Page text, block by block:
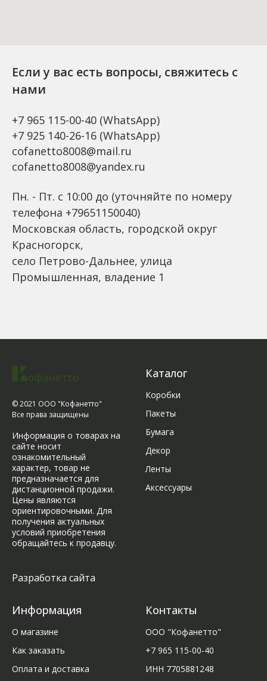
Если у вас есть вопросы, свяжитесь с
нами
+7 965 115-00-40 (WhatsApp)
+7 925 140-26-16 (WhatsApp)
cofanetto8008@mail.ru
cofanetto8008@yandex.ru
Пн. - Пт. с 10:00 до (уточняйте по номеру
телефона +79651150040)
Московская область, городской округ
Красногорск,
село Петрово-Дальнее, улица
Промышленная, владение 1
© 2021 ООО "Кофанетто"
Все права защищены
Информация о товарах на
сайте носит
ознакомительный
характер, товар не
предназначается для
дистанционной продажи.
Цены являются
ориентировочными. Для
получения актуальных
условий приобретения
обращайтесь к продавцу.
Разработка сайта
Каталог
Коробки
Пакеты
Бумага
Декор
Ленты
Аксессуары
Информация
О магазине
Как заказать
Оплата и доставка
Контакты
ООО "Кофанетто"
+7 965 115-00-40
ИНН 7705881248